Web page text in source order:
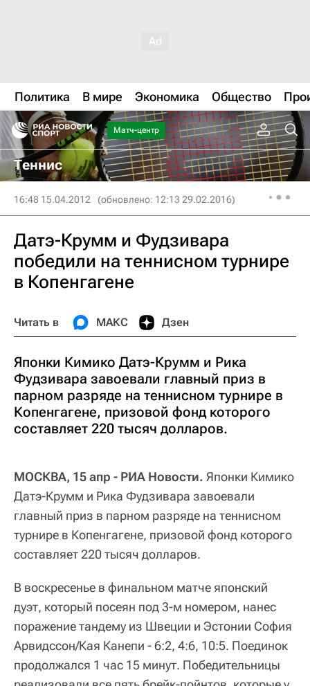
Политика В мире Экономика Общество
Матч-центр
Теннис
16:48 15.04.2012 (обновлено: 12:13 29.02.2016)
Датэ-Крумм и Фудзивара
победили на теннисном турнире
в Копенгагене
Читать в МАКС Дзен
Японки Кимико Датэ-Крумм и Рика
Фудзивара завоевали главный приз в
парном разряде на теннисном турнире в
Копенгагене, призовой фонд которого
составляет 220 тысяч долларов.
МОСКВА, 15 апр - РИА Новости. Японки Кимико
Датэ-Крумм и Рика Фудзивара завоевали
главный приз в парном разряде на теннисном
турнире в Копенгагене, призовой фонд которого
составляет 220 тысяч долларов.
В воскресенье в финальном матче японский
дуэт, который посеян под 3-м номером, нанес
поражение тандему из Швеции и Эстонии София
Арвидссон/Кая Канепи - 6:2, 4:6, 10:5. Поединок
продолжался 1 час 15 минут. Победительницы